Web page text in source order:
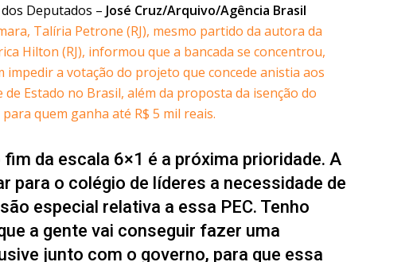
Deputados – José Cruz/Arquivo/Agência Brasil
Talíria Petrone (RJ), mesmo partido da autora da
Hilton (RJ), informou que a bancada se concentrou,
impedir a votação do projeto que concede anistia aos
Estado no Brasil, além da proposta da isenção do
quem ganha até R$ 5 mil reais.
fim da escala 6×1 é a próxima prioridade. A
para o colégio de líderes a necessidade de
especial relativa a essa PEC. Tenho
a gente vai conseguir fazer uma
junto com o governo, para que essa